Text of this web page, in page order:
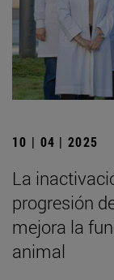
10 | 04 | 2025
La
progresión
mejora la
animal